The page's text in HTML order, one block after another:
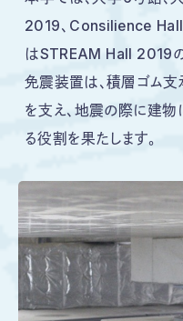
2019、Consilience
はSTREAM Hall 2019
免震装置は、積層ゴム支
を支え、地震の際に建物
る役割を果たします。